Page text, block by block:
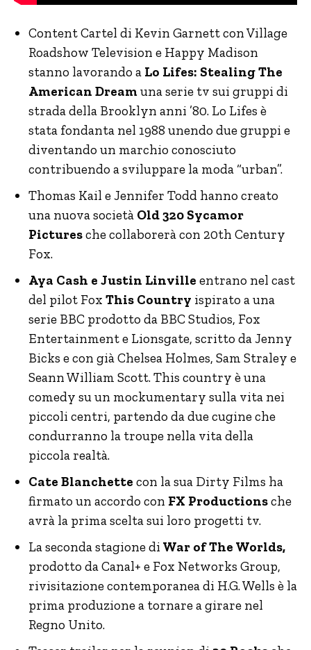
Content Cartel di Kevin Garnett con Village
Roadshow Television e Happy Madison
stanno lavorando a Lo Lifes: Stealing The
American Dreamuna serie tv sui gruppi di
strada della Brooklyn anni ’80. Lo Lifes è
stata fondanta nel 1988 unendo due gruppi e
diventando un marchio conosciuto
contribuendo a sviluppare la moda “urban”.
Thomas Kail e Jennifer Todd hanno creato
una nuova società Old 320 Sycamor
Picturesche collaborerà con 20th Century
Fox.
Aya Cash e Justin Linville entrano nel cast
del pilot Fox This Country ispirato a una
serie BBC prodotto da BBC Studios, Fox
Entertainment e Lionsgate, scritto da Jenny
Bicks e con già Chelsea Holmes, Sam Straley e
Seann William Scott. This country è una
comedy su un mockumentary sulla vita nei
piccoli centri, partendo da due cugine che
condurranno la troupe nella vita della
piccola realtà.
Cate Blanchette con la sua Dirty Films ha
firmato un accordo con FX Productionsche
avrà la prima scelta sui loro progetti tv.
La seconda stagione di War of The Worlds,
prodotto da Canal+ e Fox Networks Group,
rivisitazione contemporanea di H.G. Wells è la
prima produzione a tornare a girare nel
Regno Unito.